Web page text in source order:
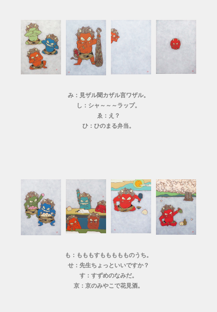
み：見ザル聞カザル言ワザル。
し：シャ～～～ラップ。
ゑ：え？
ひ：ひのまる弁当。
も：もももすももももものうち。
せ：先生ちょっといいですか？
す：すずめのなみだ。
京：京のみやこで花見酒。